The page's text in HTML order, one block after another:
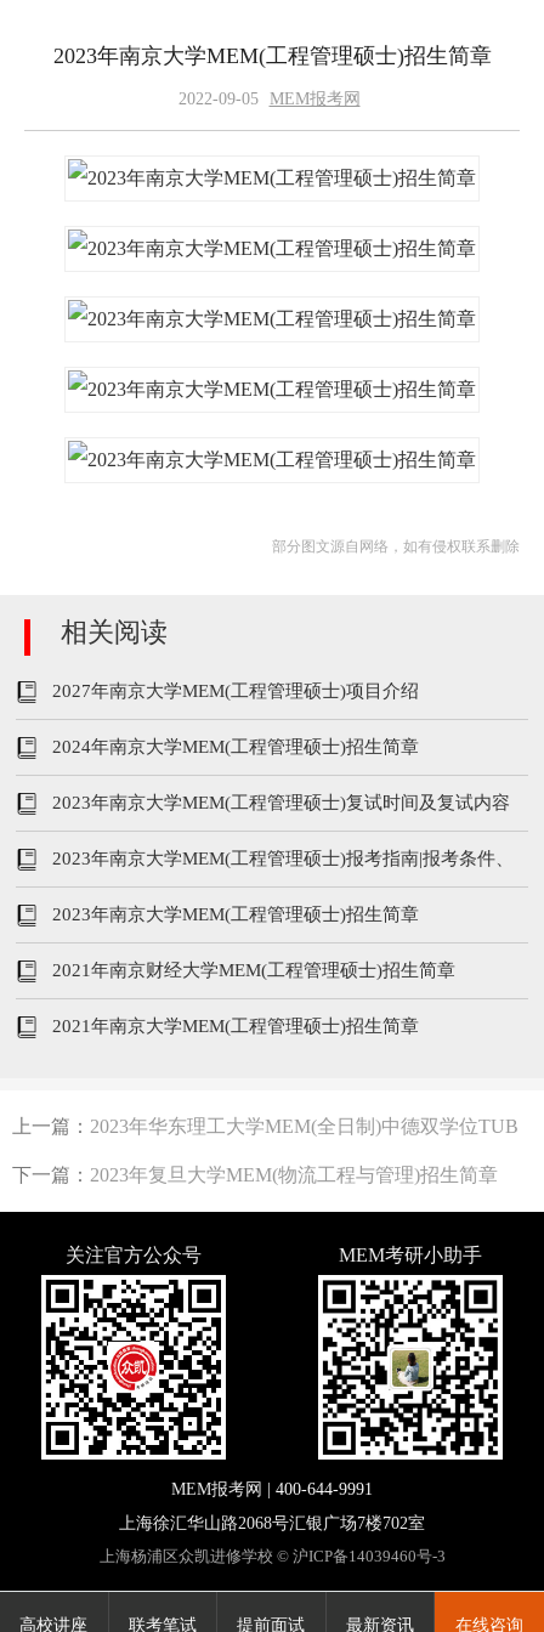
2023年南京大学MEM(工程管理硕士)招生简章
2022-09-05 MEM报考网
部分图文源自网络，如有侵权联系删除
相关阅读
2027年南京大学MEM(工程管理硕士)项目介绍
2024年南京大学MEM(工程管理硕士)招生简章
2023年南京大学MEM(工程管理硕士)复试时间及复试内容
2023年南京大学MEM(工程管理硕士)报考指南|报考条件、
分数线、招生人数及常问问题
2023年南京大学MEM(工程管理硕士)招生简章
2021年南京财经大学MEM(工程管理硕士)招生简章
2021年南京大学MEM(工程管理硕士)招生简章
上一篇： 2023年华东理工大学MEM(全日制)中德双学位TUB
入学资格审核时间及流程
下一篇： 2023年复旦大学MEM(物流工程与管理)招生简章
高校讲座 联考笔试 提前面试 最新资讯 在线咨询
关注官方公众号 MEM考研小助手
MEM报考网 | 400-644-9991
上海徐汇华山路2068号汇银广场7楼702室
上海杨浦区众凯进修学校 © 沪ICP备14039460号-3
高校讲座 联考笔试 提前面试 最新资讯 在线咨询